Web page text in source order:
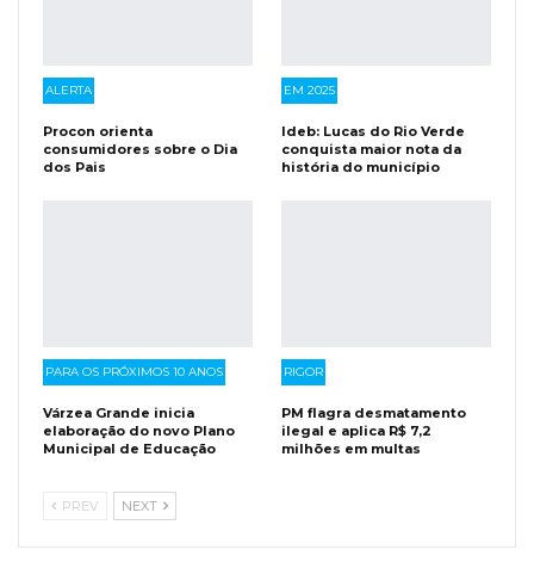
ALERTA
Procon orienta
consumidores sobre o Dia
dos Pais
EM 2025
Ideb: Lucas do Rio Verde
conquista maior nota da
história do município
PARA OS PRÓXIMOS 10 ANOS
Várzea Grande inicia
elaboração do novo Plano
Municipal de Educação
RIGOR
PM flagra desmatamento
ilegal e aplica R$ 7,2
milhões em multas
PREV NEXT